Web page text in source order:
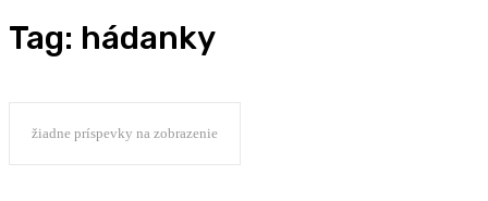
Tag: hádanky
žiadne príspevky na zobrazenie